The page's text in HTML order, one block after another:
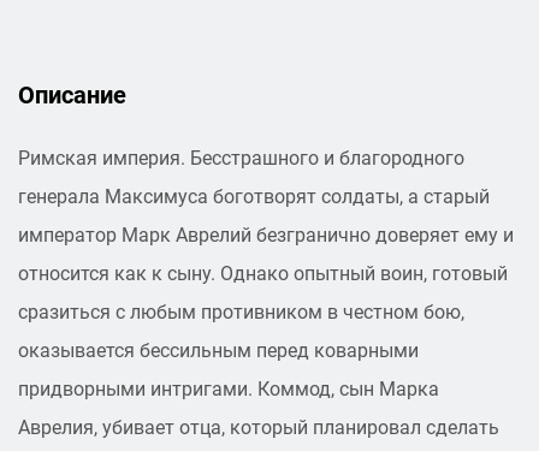
Описание
Римская империя. Бесстрашного и благородного
генерала Максимуса боготворят солдаты, а старый
император Марк Аврелий безгранично доверяет ему и
относится как к сыну. Однако опытный воин, готовый
сразиться с любым противником в честном бою,
оказывается бессильным перед коварными
придворными интригами. Коммод, сын Марка
Аврелия, убивает отца, который планировал сделать